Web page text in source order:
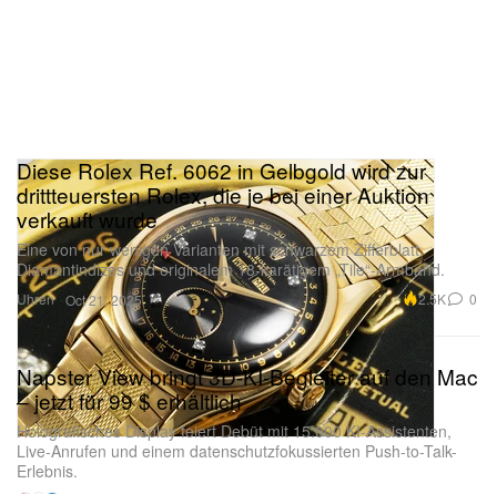
Uhren
Diese Rolex Ref. 6062 in Gelbgold wird zur
drittteuersten Rolex, die je bei einer Auktion
verkauft wurde
Eine von nur wenigen Varianten mit schwarzem Zifferblatt,
Diamantindizes und originalem 18-karätigem „Tile“-Armband.
Oct 21, 2025 2.5K 0
Napster View bringt 3D-KI-Begleiter auf den Mac
– jetzt für 99 $ erhältlich
Holografisches Display feiert Debüt mit 15.000 KI-Assistenten,
Live-Anrufen und einem datenschutzfokussierten Push-to-Talk-
Erlebnis.